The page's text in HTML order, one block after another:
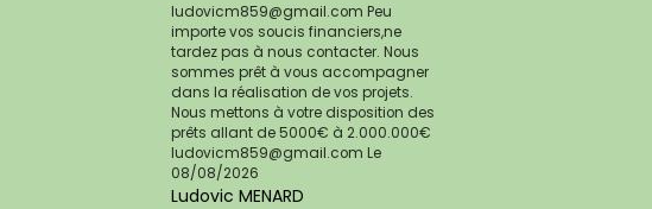
ludovicm859@gmail.com Peu
importe vos soucis financiers,ne
tardez pas à nous contacter. Nous
sommes prêt à vous accompagner
dans la réalisation de vos projets.
Nous mettons à votre disposition des
prêts allant de 5000€ à 2.000.000€
ludovicm859@gmail.com Le
08/08/2026
Ludovic MENARD